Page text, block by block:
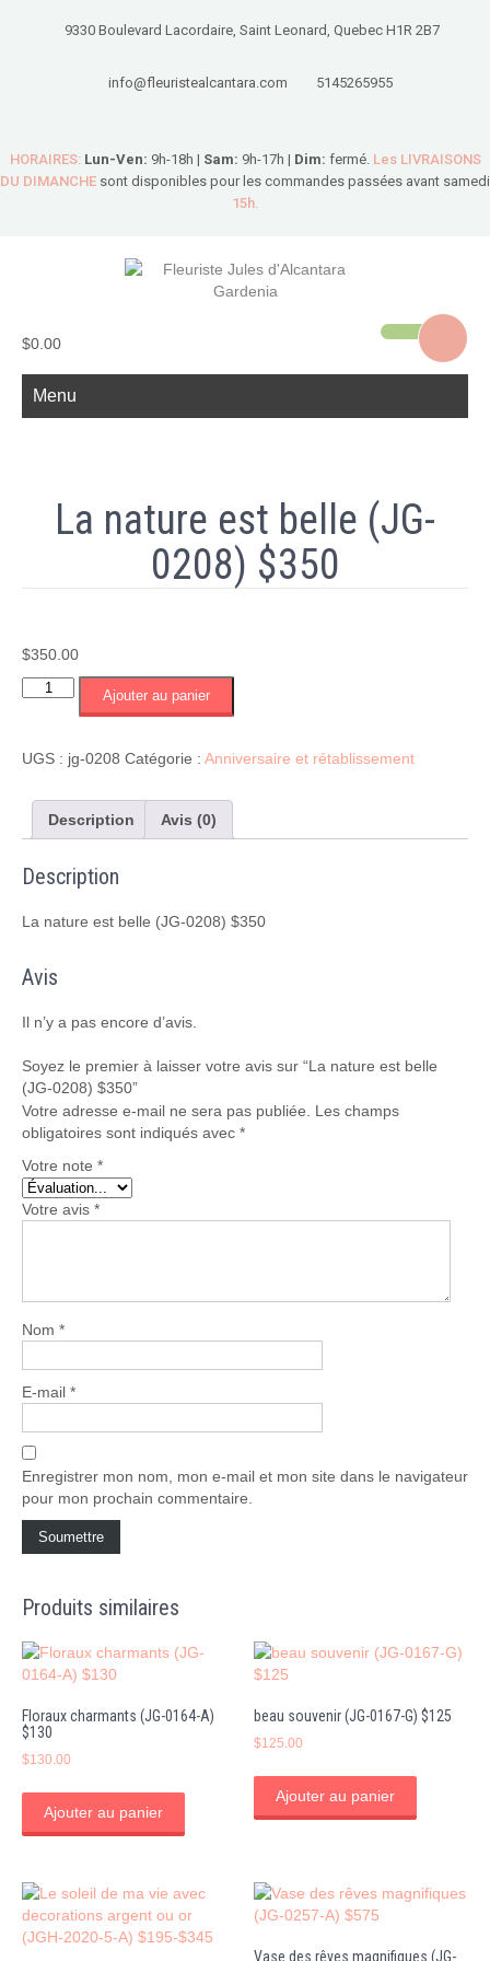
9330 Boulevard Lacordaire, Saint Leonard, Quebec H1R 2B7
info@fleuristealcantara.com 5145265955
HORAIRES: Lun-Ven: 9h-18h | Sam: 9h-17h | Dim: fermé. Les LIVRAISONS
DU DIMANCHE sont disponibles pour les commandes passées avant samedi
15h.
$0.00
Menu
La nature est belle (JG-
0208) $350
$350.00
quantité
nature
(JG-
0208)
Ajouter au panier
UGS : jg-0208 Catégorie : Anniversaire et rétablissement
Description Avis (0)
Description
La nature est belle (JG-0208) $350
Avis
Il n’y a pas encore d’avis.
Soyez le premier à laisser votre avis sur “La nature est belle
(JG-0208) $350”
Votre adresse e-mail ne sera pas publiée.
Les champs
obligatoires sont indiqués avec *
Votre note *
Votre avis *
Nom *
E-mail *
Enregistrer mon nom, mon e-mail et mon site dans le navigateur
pour mon prochain commentaire.
Produits similaires
Floraux charmants (JG-0164-A)
$130
$130.00
Ajouter au panier
beau souvenir (JG-0167-G) $125
$125.00
Ajouter au panier
Vase des rêves magnifiques (JG-